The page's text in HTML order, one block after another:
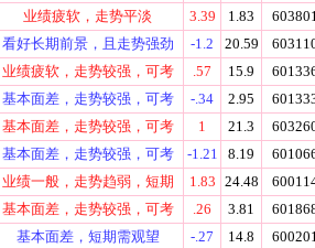
业绩疲软，走势平淡 3.39 1.83
看好长期前景，且走势强劲 -1.2 20.59
业绩疲软，走势较强，可考 .57 15.9
基本面差，走势较强，可考 -.34 2.95
基本面差，走势较强，可考 1 21.3
基本面差，走势较强，可考 -1.21 8.19
业绩一般，走势趋弱，短期 1.83 24.48
基本面差，走势较强，可考 .26 3.81
基本面差，短期需观望 -.27 14.8